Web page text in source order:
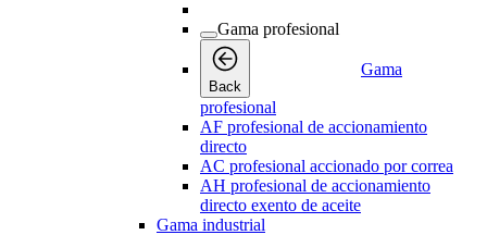
Gama profesional
Back
Gama
profesional
AF profesional de accionamiento
directo
AC profesional accionado por correa
AH profesional de accionamiento
directo exento de aceite
Gama industrial